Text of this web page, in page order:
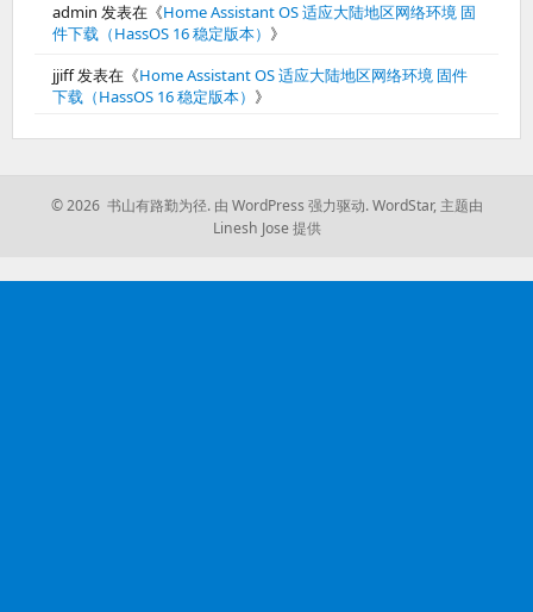
admin 发表在《Home Assistant OS 适应大陆地区网络环境 固
件下载（HassOS 16 稳定版本） 》
jjiff发表在《Home Assistant OS 适应大陆地区网络环境 固件
下载（HassOS 16 稳定版本） 》
© 2026 书山有路勤为径. 由 WordPress 强力驱动. WordStar, 主题由
Linesh Jose 提供